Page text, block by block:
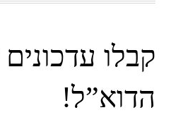
קבלו
הדוא”ל!